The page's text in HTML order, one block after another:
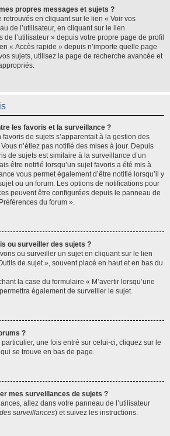
propres messages et sujets ?
retrouvés en cliquant sur le lien « Voir vos
de l’utilisateur, en cliquant sur le lien
de l’utilisateur » depuis votre propre page de profil
« Accès rapide » depuis n’importe quelle page
sujets, utilisez la page de recherche avancée et
les favoris et la surveillance ?
de sujets s’apparentait à la gestion des
n’étiez pas notifié des mises à jour. Depuis
de sujets est similaire à la surveillance d’un
être notifié lorsqu’un sujet favoris a été mis à
vous permet également d’être notifié lorsqu’il y
ou un forum. Les options de notifications pour
peuvent être configurées depuis le panneau de
du forum ».
ou surveiller des sujets ?
ou surveiller un sujet en cliquant sur le lien
de sujet », souvent placé en haut et en bas du
la case du formulaire « M’avertir lorsqu’une
également de surveiller le sujet.
?
une fois entré sur celui-ci, cliquez sur le
se trouve en bas de page.
mes surveillances de sujets ?
allez dans votre panneau de l’utilisateur
surveillances) et suivez les instructions.